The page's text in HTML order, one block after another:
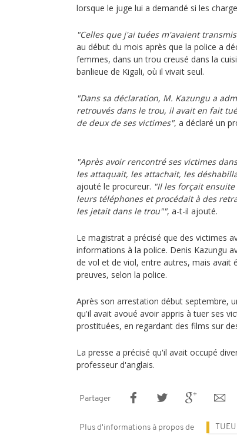
lorsque le juge lui a demandé si les
"Celles que j'ai tuées m'avaient
au début du mois après que la police a
femmes, dans un trou creusé dans la
banlieue de Kigali, où il vivait seul.
"Dans sa déclaration, M. Kazungu a
retrouvés dans le trou, il avait en fait
de deux de ses victimes", a déclaré un
"Après avoir rencontré ses victimes
les attaquait, les attachait, les
ajouté le procureur. "Il les forçait
leurs téléphones et procédait à des
les jetait dans le trou"", a-t-il ajouté.
Le magistrat a précisé que des victimes
informations à la police. Denis Kazungu
de vol et de viol, entre autres, mais avait
preuves, selon la police.
Après son arrestation début septembre,
qu'il avait avoué avoir appris à tuer ses
prostituées, en regardant des films sur
La presse a précisé qu'il avait occupé
professeur d'anglais.
Partager
Plus d'informations à propos de